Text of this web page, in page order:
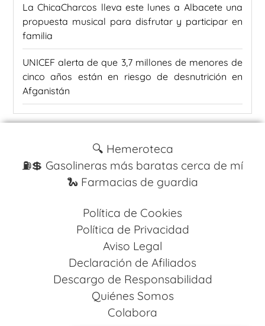
La ChicaCharcos lleva este lunes a Albacete una
propuesta musical para disfrutar y participar en
familia
UNICEF alerta de que 3,7 millones de menores de
cinco años están en riesgo de desnutrición en
Afganistán
🔍 Hemeroteca
⛽️💲 Gasolineras más baratas cerca de mí
🐍 Farmacias de guardia
Política de Cookies
Política de Privacidad
Aviso Legal
Declaración de Afiliados
Descargo de Responsabilidad
Quiénes Somos
Colabora